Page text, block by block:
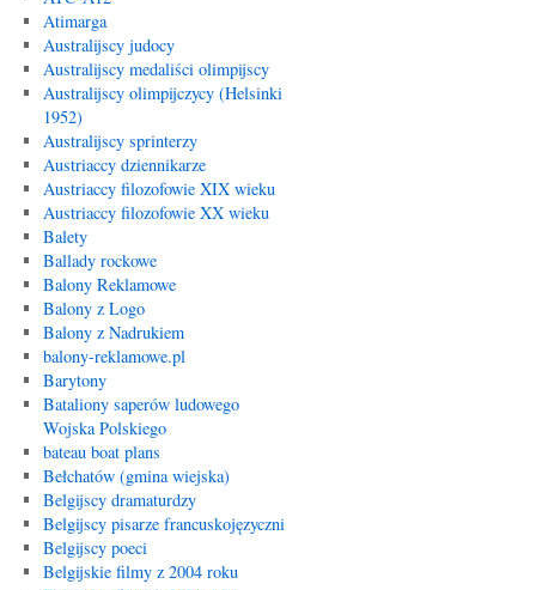
Atimarga
Australijscy judocy
Australijscy medaliści olimpijscy
Australijscy olimpijczycy (Helsinki
1952)
Australijscy sprinterzy
Austriaccy dziennikarze
Austriaccy filozofowie XIX wieku
Austriaccy filozofowie XX wieku
Balety
Ballady rockowe
Balony Reklamowe
Balony z Logo
Balony z Nadrukiem
balony-reklamowe.pl
Barytony
Bataliony saperów ludowego
Wojska Polskiego
bateau boat plans
Bełchatów (gmina wiejska)
Belgijscy dramaturdzy
Belgijscy pisarze francuskojęzyczni
Belgijscy poeci
Belgijskie filmy z 2004 roku